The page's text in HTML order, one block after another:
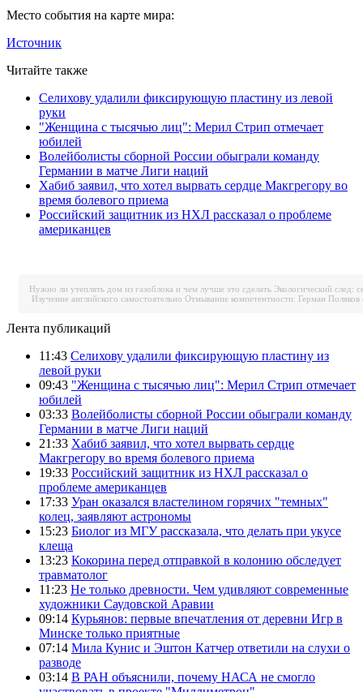
Место события на карте мира:
Источник
Читайте также
Селихову удалили фиксирующую пластину из левой
руки
"Женщина с тысячью лиц": Мерил Стрип отмечает
юбилей
Волейболисты сборной России обыграли команду
Германии в матче Лиги наций
Хабиб заявил, что хотел вырвать сердце Макгрегору во
время болевого приема
Российский защитник из НХЛ рассказал о проблеме
американцев
Нужно ли утеплять дом из газоблока и чем лучше это сделать Экологический след:
Изучение английского самостоятельно Отмывание компетентности: Герман
Лента публикаций
11:43 Селихову удалили фиксирующую пластину из
левой руки
09:43 "Женщина с тысячью лиц": Мерил Стрип отмечает
юбилей
03:33 Волейболисты сборной России обыграли команду
Германии в матче Лиги наций
21:33 Хабиб заявил, что хотел вырвать сердце
Макгрегору во время болевого приема
19:33 Российский защитник из НХЛ рассказал о
проблеме американцев
17:33 Уран оказался властелином горячих "темных"
колец, заявляют астрономы
15:23 Биолог из МГУ рассказала, что делать при укусе
клеща
13:23 Кокорина перед отправкой в колонию обследует
травматолог
11:23 Не только древности. Чем удивляют современные
художники Саудовской Аравии
09:14 Курьянов: первые впечатления от деревни Игр в
Минске только приятные
07:14 Мила Кунис и Эштон Катчер ответили на слухи о
разводе
03:14 В РАН объяснили, почему НАСА не смогло